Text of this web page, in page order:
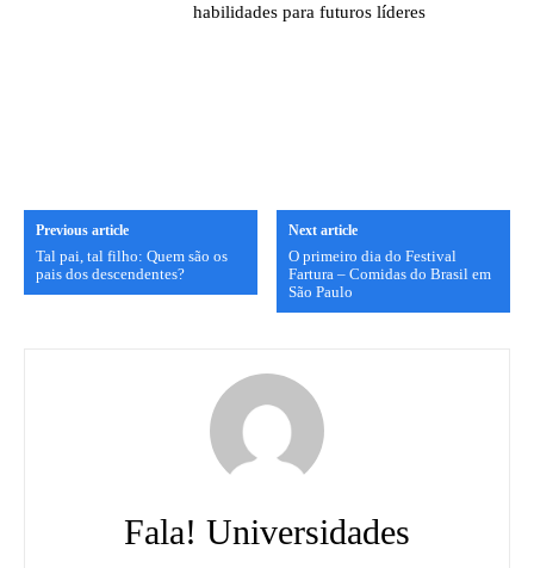
habilidades para futuros líderes
Previous article
Tal pai, tal filho: Quem são os
pais dos descendentes?
Next article
O primeiro dia do Festival
Fartura – Comidas do Brasil em
São Paulo
Fala! Universidades